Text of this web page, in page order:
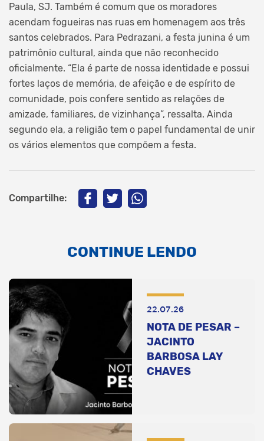
Paula, SJ. Também é comum que os moradores
acendam fogueiras nas ruas em homenagem aos três
santos celebrados. Para Pedrazani, a festa junina é um
patrimônio cultural, ainda que não reconhecido
oficialmente. “Ela é parte de nossa identidade e possui
fortes laços de memória, de afeição e de espírito de
comunidade, pois confere sentido as relações de
amizade, familiares, de vizinhança”, ressalta. Ainda
segundo ela, a religião tem o papel fundamental de unir
os vários elementos que compõem a festa.
Compartilhe:
CONTINUE LENDO
22.07.26
NOTA DE PESAR –
JACINTO
BARBOSA LAY
CHAVES